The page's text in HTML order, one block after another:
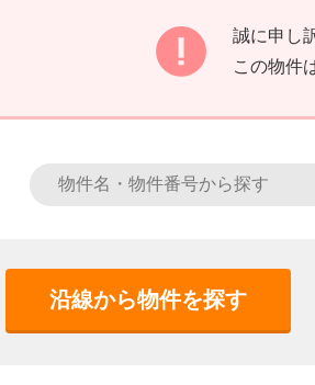
誠に申し
この物件
沿線から物件を探す